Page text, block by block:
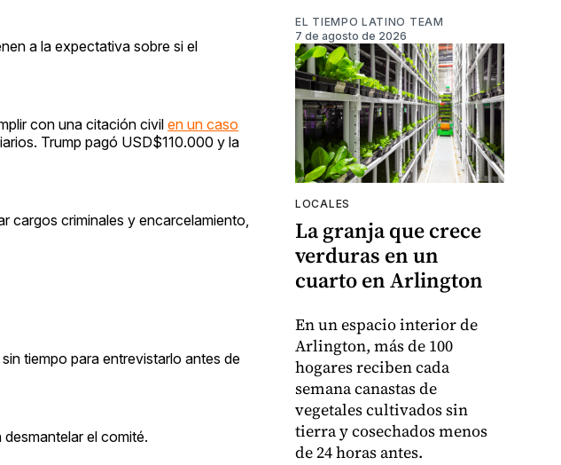
a la expectativa sobre si el
con una citación civil en un caso
Trump pagó USD$110.000 y la
cargos criminales y encarcelamiento,
tiempo para entrevistarlo antes de
el comité.
EL TIEMPO LATINO TEAM
7 de agosto de 2026
LOCALES
La granja que crece
verduras en un
cuarto en Arlington
En un espacio interior de
Arlington, más de 100
hogares reciben cada
semana canastas de
vegetales cultivados sin
tierra y cosechados menos
de 24 horas antes.